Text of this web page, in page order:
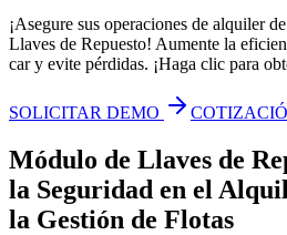
¡Asegure sus operaciones de alquiler
Llaves de Repuesto! Aumente la
car y evite pérdidas. ¡Haga clic para
SOLICITAR DEMO
Módulo de Llaves de
la Seguridad en el
la Gestión de Flotas